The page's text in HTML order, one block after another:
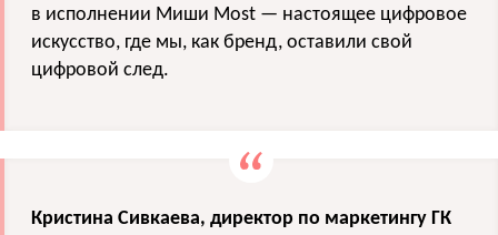
в исполнении Миши Most — настоящее цифровое
искусство, где мы, как бренд, оставили свой
цифровой след.
Кристина Сивкаева, директор по маркетингу ГК